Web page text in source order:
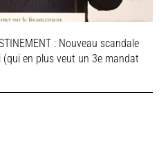
: Nouveau scandale
(qui en plus veut un 3e mandat